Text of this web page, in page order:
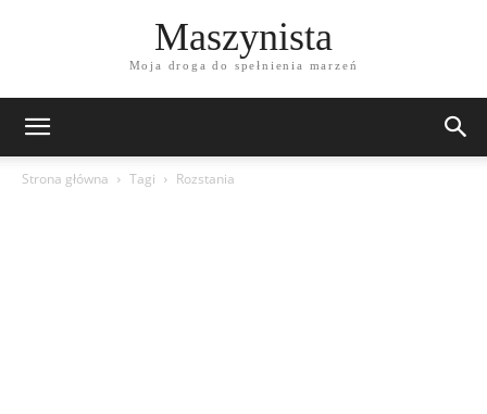
Maszynista
Moja droga do spełnienia marzeń
Strona główna Tagi Rozstania